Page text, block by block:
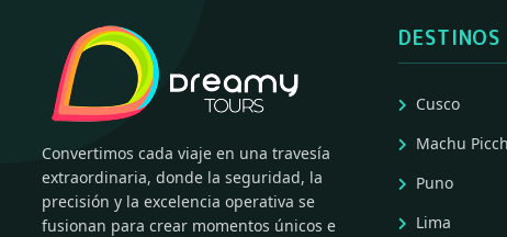
Convertimos cada viaje en una travesía
extraordinaria, donde la seguridad, la
precisión y la excelencia operativa se
fusionan para crear momentos únicos e
DESTINOS
Cusco
Machu
Puno
Lima